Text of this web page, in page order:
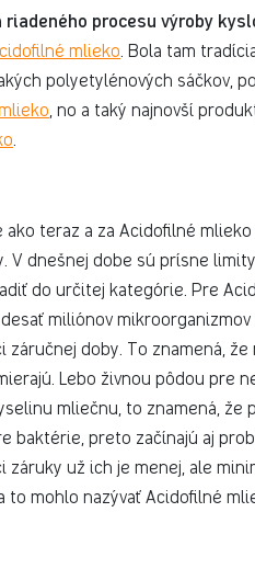
procesu výroby
mlieko . Bola tam
polyetylénových sáčkov,
, no a taký najnovší
teraz a za Acidofilné
V dnešnej dobe sú prísne
do určitej kategórie. Pre
miliónov
záručnej doby. To znamená,
Lebo živnou pôdou pre
mliečnu, to znamená, že
baktérie, preto začínajú aj
záruky už ich je menej, ale
to mohlo nazývať Acidofilné